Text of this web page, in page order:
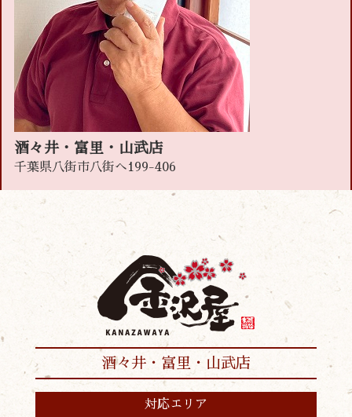
酒々井・富里・山武店
千葉県八街市八街へ199-406
酒々井・富里・山武店
対応エリア